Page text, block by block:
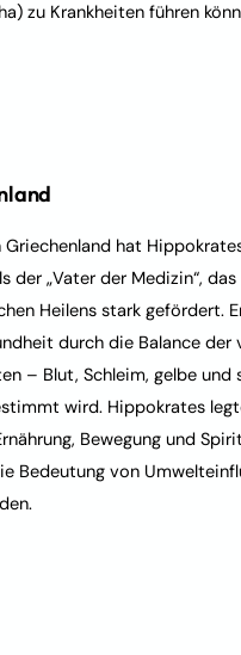
zu Krankheiten führen
Griechenland hat
der „Vater der Medizin“,
Heilens stark gefördert.
durch die Balance der
– Blut, Schleim, gelbe und
wird. Hippokrates
Bewegung und
Bedeutung von